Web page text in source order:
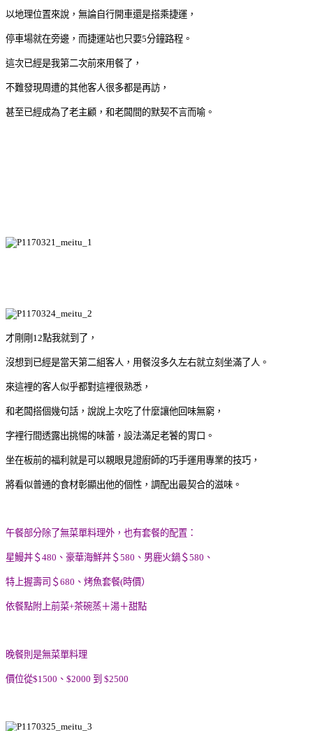
以地理位置來說，無論自行開車還是搭乘捷運，
停車場就在旁邊，而捷運站也只要5分鐘路程。
這次已經是我第二次前來用餐了，
不難發現周遭的其他客人很多都是再訪，
甚至已經成為了老主顧，和老闆間的默契不言而喻。
才剛剛12點我就到了，
沒想到已經是當天第二組客人，用餐沒多久左右就立刻坐滿了人。
來這裡的客人似乎都對這裡很熟悉，
和老闆搭個幾句話，說說上次吃了什麼讓他回味無窮，
字裡行間透露出挑惕的味蕾，設法滿足老饕的胃口。
坐在板前的福利就是可以親眼見證廚師的巧手運用專業的技巧，
將看似普通的食材彰顯出他的個性，調配出最契合的滋味。
午餐部分除了無菜單料理外，也有套餐的配置：
星鰻丼＄480、豪華海鮮丼＄580、男鹿火鍋＄580、
特上握壽司＄680、烤魚套餐(時價）
依餐點附上前菜+茶碗蒸＋湯＋甜點
晚餐則是無菜單料理
價位從$1500、$2000 到 $2500